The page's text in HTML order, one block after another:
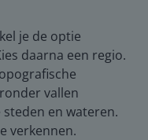
je de optie
daarna een regio.
vallen
en wateren.
verkennen.